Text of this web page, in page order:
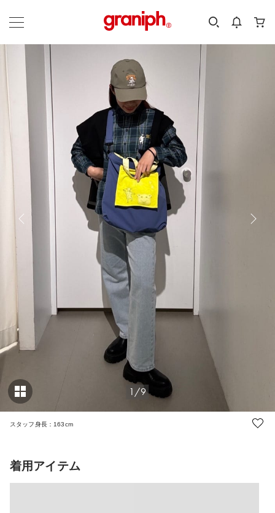
カテゴリーから探す
MEN KIDS
1/9
スタッフ身長：163cm
着用アイテム